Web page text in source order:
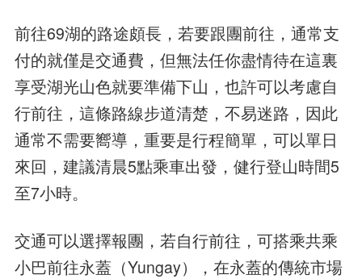
前往69湖的路途頗長，若要跟團前往，通常支
付的就僅是交通費，但無法任你盡情待在這裏
享受湖光山色就要準備下山，也許可以考慮自
行前往，這條路線步道清楚，不易迷路，因此
通常不需要嚮導，重要是行程簡單，可以單日
來回，建議清晨5點乘車出發，健行登山時間5
至7小時。
交通可以選擇報團，若自行前往，可搭乘共乘
小巴前往永蓋（Yungay），在永蓋的傳統市場